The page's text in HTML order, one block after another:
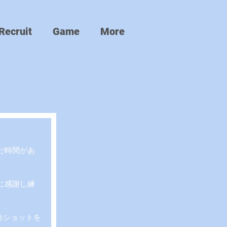
Game More
時間があ
感謝し練
ショットを